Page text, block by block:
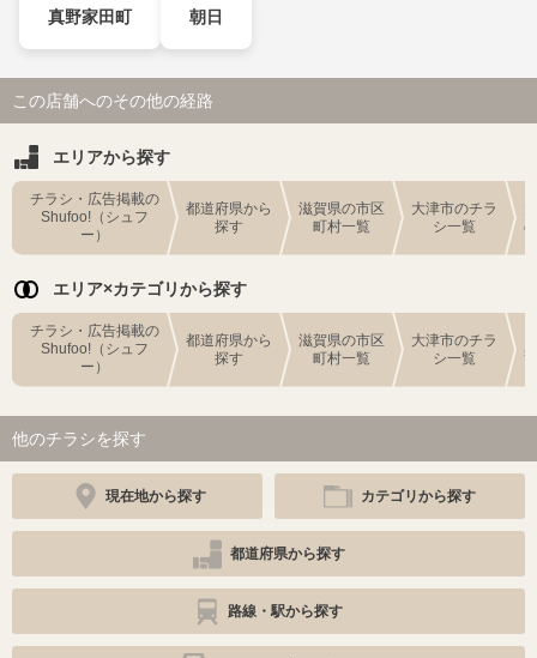
真野家田町 朝日
この店舗へのその他の経路
エリアから探す
チラシ・広告掲載の
Shufoo!（シュフ
ー）
都道府県から
探す
滋賀県の市区
町村一覧
大津市のチラ
シ一覧
エリア×カテゴリから探す
チラシ・広告掲載の
Shufoo!（シュフ
ー）
都道府県から
探す
滋賀県の市区
町村一覧
大津市のチラ
シ一覧
他のチラシを探す
現在地から探す カテゴリから探す
都道府県から探す
路線・駅から探す